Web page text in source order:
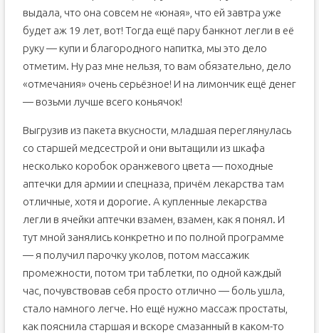
выдала, что она совсем не «юная», что ей завтра уже
будет аж 19 лет, вот! Тогда ещё пару банкнот легли в её
руку — купи и благородного напитка, мы это дело
отметим. Ну раз мне нельзя, то вам обязательно, дело
«отмечания» очень серьёзное! И на лимончик ещё денег
— возьми лучше всего коньячок!
Выгрузив из пакета вкусности, младшая переглянулась
со старшей медсестрой и они вытащили из шкафа
несколько коробок оранжевого цвета — походные
аптечки для армии и спецназа, причём лекарства там
отличные, хотя и дорогие. А купленные лекарства
легли в ячейки аптечки взамен, взамен, как я понял. И
тут мной занялись конкретно и по полной программе
— я получил парочку уколов, потом массажик
промежности, потом три таблетки, по одной каждый
час, почувствовав себя просто отлично — боль ушла,
стало намного легче. Но ещё нужно массаж простаты,
как пояснила старшая и вскоре смазанный в каком-то